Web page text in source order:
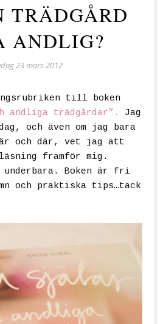
TRÄDGÅRD
ANDLIG?
23 mars 2012
till boken
andliga trädgårdar”.
Jag
och även om jag bara
och där, vet jag att
framför mig.
Boken är fri
och praktiska tips…tack